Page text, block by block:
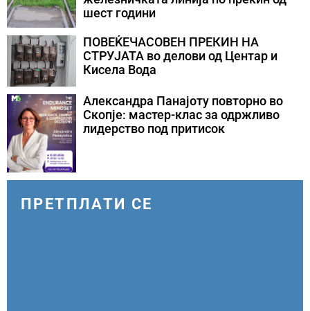
шест години
ПОВЕЌЕЧАСОВЕН ПРЕКИН НА
СТРУЈАТА во делови од Центар и
Кисела Вода
Александра Панајоту повторно во
Скопје: мастер-клас за одржливо
лидерство под притисок
ПРЕТПЛАТИ СЕ